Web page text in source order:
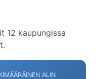
12 kaupungissa
ALIN